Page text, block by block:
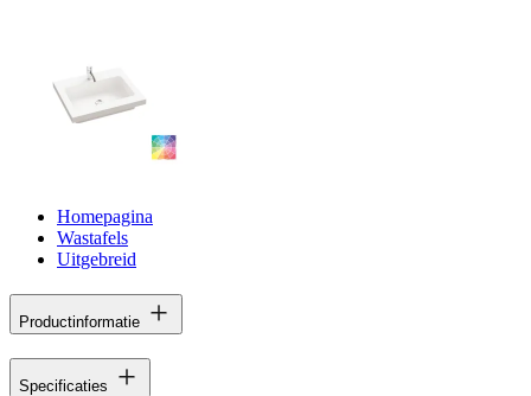
Homepagina
Wastafels
Uitgebreid
Productinformatie
Specificaties